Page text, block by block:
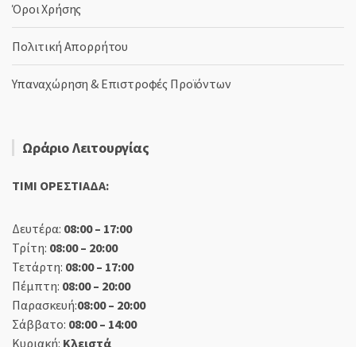
Όροι Χρήσης
Πολιτική Απορρήτου
Υπαναχώρηση & Επιστροφές Προϊόντων
Ωράριο Λειτουργίας
TIMI ΟΡΕΣΤΙΑΔΑ:
Δευτέρα: 08:00 – 17:00
Τρίτη: 08:00 – 20:00
Τετάρτη: 08:00 – 17:00
Πέμπτη: 08:00 – 20:00
Παρασκευή:08:00 – 20:00
Σάββατο: 08:00 – 14:00
Κυριακή: Κλειστά